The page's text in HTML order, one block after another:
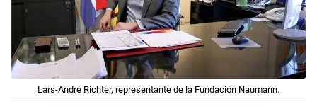
Lars-André Richter, representante de la Fundación Naumann.